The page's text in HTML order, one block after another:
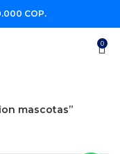
COP.
0
mascotas”